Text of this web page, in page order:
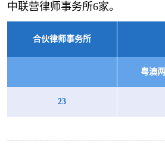
中联营律师事务所6家。
合伙律师事务所
粤澳
23